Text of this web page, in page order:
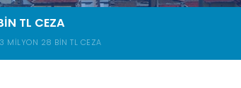
TL CEZA
MİLYON 28 BİN TL CEZA